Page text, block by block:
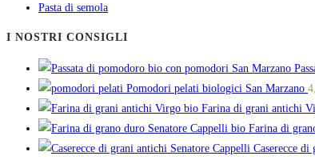
Pasta di semola
I NOSTRI CONSIGLI
Pomodori pelati biologici San Marzano
Farina di grani antichi
Farina di
Caserecce